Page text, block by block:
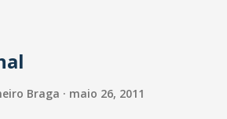
a profissão. O segundo trabalha
Braga maio 26, 2011